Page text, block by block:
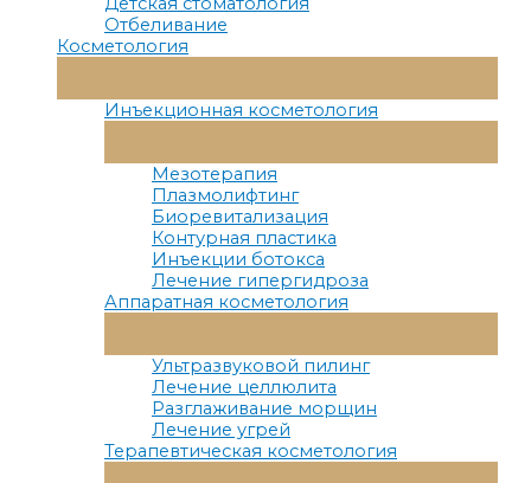
Отбеливание
Косметология
Меню
Инъекционная косметология
Меню
Мезотерапия
Плазмолифтинг
Биоревитализация
Контурная пластика
Инъекции ботокса
Лечение гипергидроза
Аппаратная косметология
Меню
Ультразвуковой пилинг
Лечение целлюлита
Разглаживание морщин
Лечение угрей
Терапевтическая косметология